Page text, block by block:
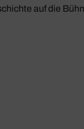
auf die